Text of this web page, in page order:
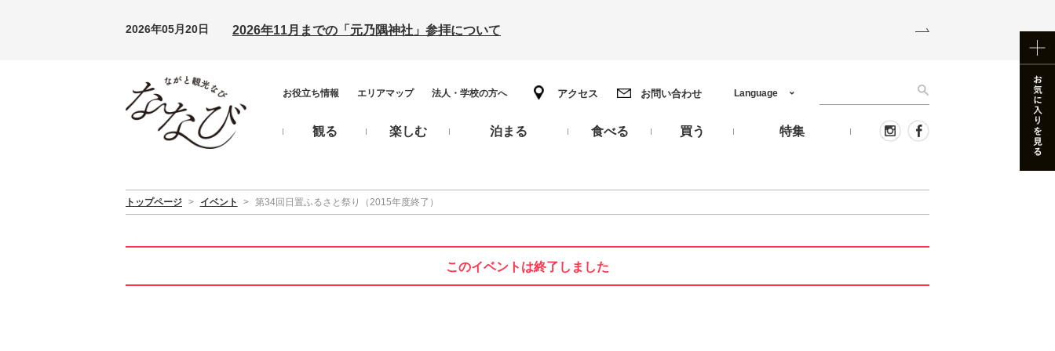
2026年05月20日 2026年11月までの「元乃隅神社」参拝について
お役立ち情報 エリアマップ 法人・学校の方へ アクセス お問い合わせ
観る 楽しむ 泊まる 食べる 買う 特集
Language
トップページ > イベント > 第34回日置ふるさと祭り（2015年度終了）
このイベントは終了しました